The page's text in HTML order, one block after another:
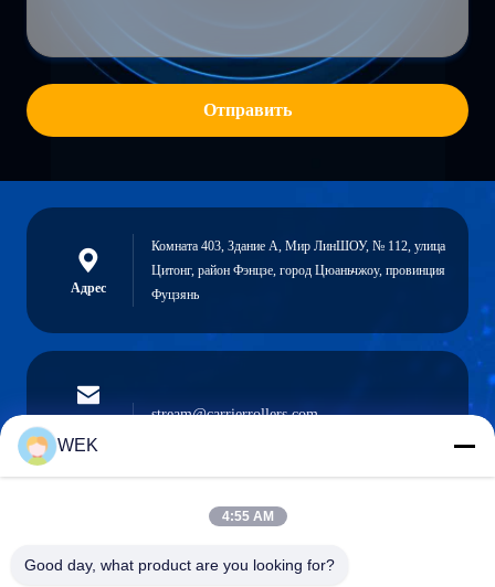
Отправить
Адрес
Комната 403, Здание А, Мир ЛинШОУ, № 112, улица
Цитонг, район Фэнцзе, город Цюаньчжоу, провинция
Фуцзянь
почта
stream@carrierrollers.com
Телефон
WEK
4:55 AM
Good day, what product are you looking for?